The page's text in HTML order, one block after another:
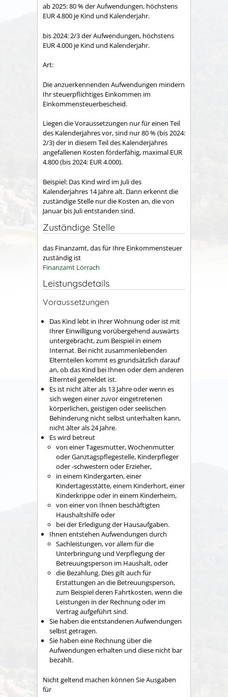
ab 2025: 80 % der Aufwendungen, höchstens
EUR 4.800 je Kind und Kalenderjahr.
bis 2024: 2/3 der Aufwendungen, höchstens
EUR 4.000 je Kind und Kalenderjahr.
Art:
Die anzuerkennenden Aufwendungen mindern
Ihr steuerpflichtiges Einkommen im
Einkommensteuerbescheid.
Liegen die Voraussetzungen nur für einen Teil
des Kalenderjahres vor, sind nur 80 % (bis 2024:
2/3) der in diesem Teil des Kalenderjahres
angefallenen Kosten förderfähig, maximal EUR
4.800 (bis 2024: EUR 4.000).
Beispiel: Das Kind wird im Juli des
Kalenderjahres 14 Jahre alt. Dann erkennt die
zuständige Stelle nur die Kosten an, die von
Januar bis Juli entstanden sind.
Zuständige Stelle
das Finanzamt, das für Ihre Einkommensteuer
zuständig ist
Finanzamt Lörrach
Leistungsdetails
Voraussetzungen
Das Kind lebt in Ihrer Wohnung oder ist mit
Ihrer Einwilligung vorübergehend auswärts
untergebracht, zum Beispiel in einem
Internat. Bei nicht zusammenlebenden
Elternteilen kommt es grundsätzlich darauf
an, ob das Kind bei Ihnen oder dem anderen
Elternteil gemeldet ist.
Es ist nicht älter als 13 Jahre oder wenn es
sich wegen einer zuvor eingetretenen
körperlichen, geistigen oder seelischen
Behinderung nicht selbst unterhalten kann,
nicht älter als 24 Jahre.
Es wird betreut
von einer Tagesmutter, Wochenmutter
oder Ganztagspflegestelle, Kinderpfleger
oder -schwestern oder Erzieher,
in einem Kindergarten, einer
Kindertagesstätte, einem Kinderhort, einer
Kinderkrippe oder in einem Kinderheim,
von einer von Ihnen beschäftigten
Haushaltshilfe oder
bei der Erledigung der Hausaufgaben.
Ihnen entstehen Aufwendungen durch
Sachleistungen, vor allem für die
Unterbringung und Verpflegung der
Betreuungsperson im Haushalt,oder
die Bezahlung. Dies gilt auch für
Erstattungen an die Betreuungsperson,
zum Beispiel deren Fahrtkosten, wenn die
Leistungen in der Rechnung oder im
Vertrag aufgeführt sind.
Sie haben die entstandenen Aufwendungen
selbst getragen.
Sie haben eine Rechnung über die
Aufwendungen erhalten und diese nicht bar
bezahlt.
Nicht geltend machen können Sie Ausgaben
für